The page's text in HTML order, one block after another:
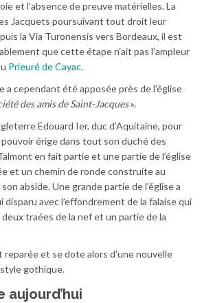
et l’absence de preuve matérielles. La
Jacquets poursuivant tout droit leur
la Via Turonensis vers Bordeaux, il est
que cette étape n’ait pas l’ampleur
Prieuré de Cayac.
a cependant été apposée près de l’église
des amis de Saint-Jacques».
Edouard Ier, duc d’Aquitaine, pour
érige dans tout son duché des
en fait partie et une partie de l’église
et un chemin de ronde construite au
abside. Une grande partie de l’église a
disparu avec l’effondrement de la falaise qui
traées de la nef et un partie de la
reparée et se dote alors d’une nouvelle
gothique.
aujourd’hui